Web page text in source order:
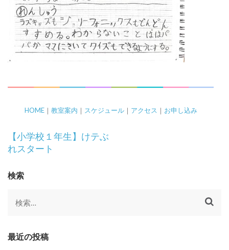
HOME｜ 教室案内 ｜ スケジュール｜ アクセス ｜ お申し込み
投
稿
ビ
ゲ
ー
シ
ン
【小学校１年生】けテぶ
れスタート
検索
検
最近の投稿